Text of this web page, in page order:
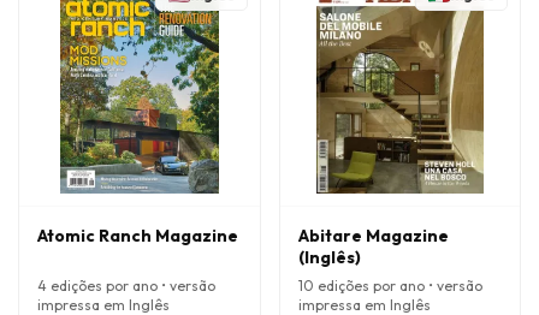
Atomic Ranch Magazine
4 edições por ano • versão
impressa em Inglês
Abitare Magazine
(Inglês)
10 edições por ano • versão
impressa em Inglês